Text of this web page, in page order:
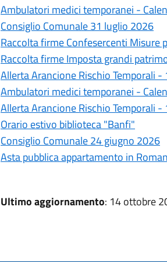
Ambulatori medici temporanei -
Consiglio Comunale 31 luglio 2026
Raccolta firme Confesercenti Misure
Raccolta firme Imposta grandi
Allerta Arancione Rischio Temporali
Ambulatori medici temporanei -
Allerta Arancione Rischio Temporali
Orario estivo biblioteca "Banfi"
Consiglio Comunale 24 giugno 2026
Asta pubblica appartamento in
Ultimo aggiornamento: 14 ottobre